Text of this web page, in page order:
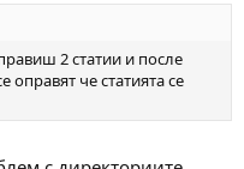
2 статии и после
че статията се